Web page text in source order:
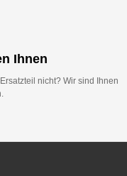
Ihnen
nicht? Wir sind Ihnen